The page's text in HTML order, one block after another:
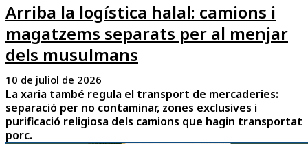
Arriba la logística halal: camions i
magatzems separats per al menjar
dels musulmans
10 de juliol de 2026
La xaria també regula el transport de mercaderies:
separació per no contaminar, zones exclusives i
purificació religiosa dels camions que hagin transportat
porc.